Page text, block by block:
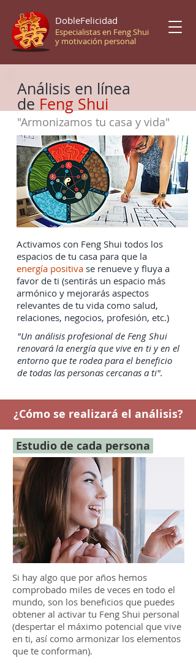
DobleFelicidad
Especialistas en Feng Shui
y motivación personal
Análisis en línea
de Feng Shui
"Armonizamos tu casa y vida"
Activamos con Feng Shui todos los
espacios de tu casa para que la
energía positiva se renueve y fluya a
favor de ti (sentirás un espacio más
armónico y mejorarás aspectos
relevantes de tu vida como salud,
relaciones, negocios, profesión, etc.)
"Un análisis profesional de Feng Shui
renovará la energía que vive en ti y en el
entorno que te rodea para el beneficio
de todas las personas cercanas a ti".
¿Cómo se realizará el análisis?
Estudio de cada persona
Si hay algo que por años hemos
comprobado miles de veces en todo el
mundo, son los beneficios que puedes
obtener al activar tu Feng Shui personal
(despertar el máximo potencial que vive
en ti, así como armonizar los elementos
que te conforman).